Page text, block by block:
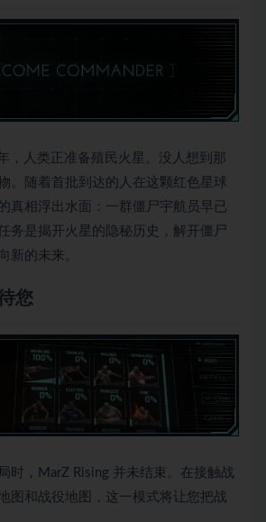
，人类正准备殖民火星。没人想到那
。随着首批到达的人在这颗红色星球
真相浮出水面：一群僵尸宇航员早已
务是揭开火星的隐秘历史，解开僵尸
新的未来。
您
时，MarZ Rising 并未结束。在接触战
图和战役地图，这一模式将让您把战